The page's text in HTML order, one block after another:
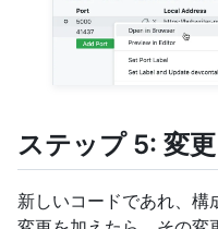
ステップ 5: 変
新しいコードであれ、